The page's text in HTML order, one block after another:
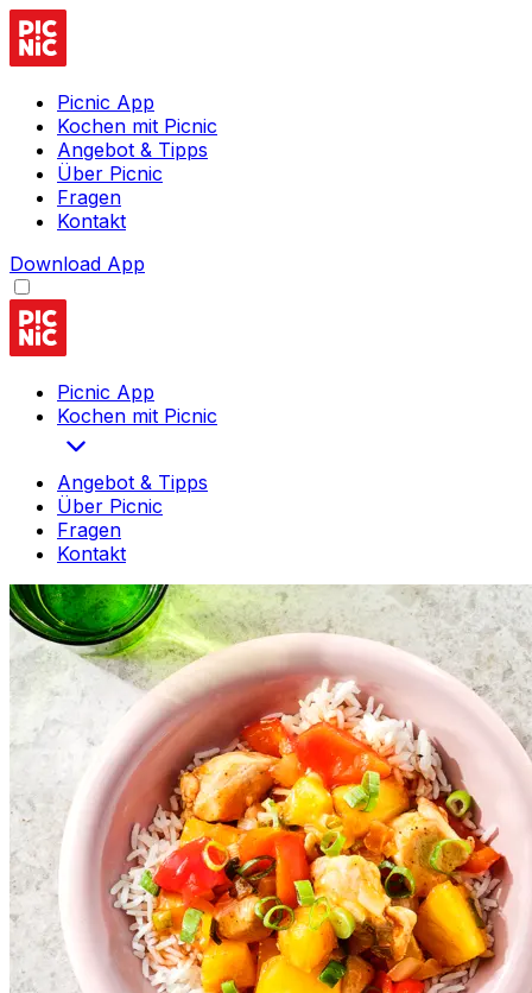
Picnic App
Kochen mit Picnic
Angebot & Tipps
Über Picnic
Fragen
Kontakt
Download App
Picnic App
Kochen mit Picnic
Angebot & Tipps
Über Picnic
Fragen
Kontakt